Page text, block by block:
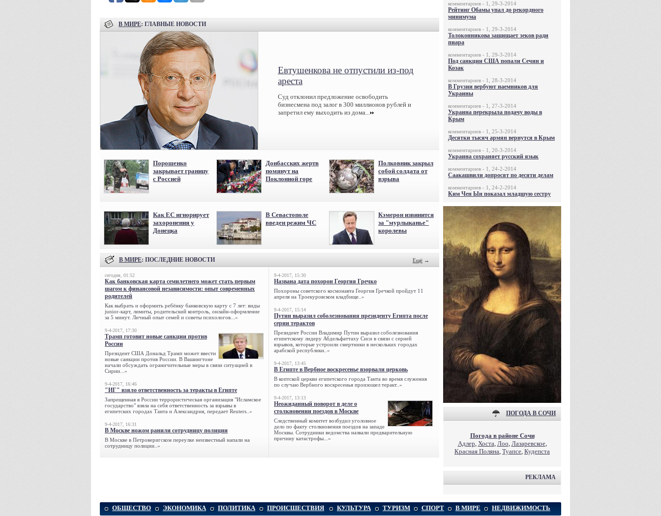
В МИРЕ: ГЛАВНЫЕ НОВОСТИ
Евтушенкова не отпустили из-под
ареста
Суд отклонил предложение освободить
бизнесмена под залог в 300 миллионов рублей и
запретил ему выходить из дома...
Порошенко
закрывает границу
с Россией
Донбасских жертв
помянут на
Поклонной горе
Полковник закрыл
собой солдата от
взрыва
Как ЕС игнорирует
захоронения у
Донецка
В Севастополе
введен режим ЧС
Кэмерон извинится
за "мурлыканье"
королевы
В МИРЕ: ПОСЛЕДНИЕ НОВОСТИ Ещё →
сегодня, 01:52
Как банковская карта семилетнего может стать первым
шагом к финансовой независимости: опыт современных
родителей
Как выбрать и оформить ребёнку банковскую карту с 7 лет: виды
junior-карт, лимиты, родительский контроль, онлайн-оформление
за 5 минут. Личный опыт семей и советы психологов...»
9-4-2017, 17:30
Трамп готовит новые санкции против
России
Президент США Дональд Трамп может ввести
новые санкции против России. В Вашингтоне
начали обсуждать ограничительные меры в связи ситуацией в
Сирии...»
9-4-2017, 16:46
"ИГ" взяло ответственность за теракты в Египте
Запрещенная в России террористическая организация "Исламское
государство" взяла на себя ответственность за взрывы в
египетских городах Танта и Александрия, передает Reuters..»
9-4-2017, 16:31
В Москве ножом ранили сотрудницу полиции
В Москве в Петроверигском переулке неизвестный напали на
сотрудницу полиции..»
9-4-2017, 15:30
Названа дата похорон Георгия Гречко
Похороны советского космонавта Георгия Гречкой пройдут 11
апреля на Троекуровском кладбище..»
9-4-2017, 15:14
Путин выразил соболезнования президенту Египта после
серии терактов
Президент России Владимир Путин выразил соболезнования
египетскому лидеру Абдельфаттаху Сиси в связи с серией
взрывов, которые устроили смертники в нескольких городах
арабской республики..»
9-4-2017, 13:45
В Египте в Вербное воскресенье взорвали церковь
В коптской церкви египетского города Танта во время служения
по случаю Вербного воскресенья произошел теракт..»
9-4-2017, 13:13
Неожиданный поворот в деле о
столкновении поездов в Москве
Следственный комитет возбудил уголовное
дело по факту столкновения поездов на западе
Москвы. Сотрудники ведомства назвали предварительную
причину катастрофы...»
комментариев - 1, 29-3-2014
Рейтинг Обамы упал до рекордного
минимума
комментариев - 1, 29-3-2014
Толоконникова защищает зеков ради
пиара
комментариев - 1, 29-3-2014
Под санкции США попали Сечин и
Козак
комментариев - 1, 28-3-2014
В Грузии вербуют наемников для
Украины
комментариев - 1, 27-3-2014
Украина перекрыла подачу воды в
Крым
комментариев - 1, 25-3-2014
Десятки тысяч армян вернутся в Крым
комментариев - 1, 20-3-2014
Украина сохраняет русский язык
комментариев - 1, 24-2-2014
Саакашвили допросят по десяти делам
комментариев - 1, 24-2-2014
Ким Чен Ын показал младшую сестру
ПОГОДА В СОЧИ
Погода в районе Сочи
Адлер, Хоста, Лоо, Лазаревское,
Красная Поляна, Туапсе, Кудепста
РЕКЛАМА
ОБЩЕСТВО ЭКОНОМИКА ПОЛИТИКА ПРОИСШЕСТВИЯ КУЛЬТУРА ТУРИЗМ СПОРТ В МИРЕ НЕДВИЖИМОСТЬ